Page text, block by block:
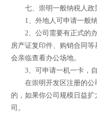
七、崇明一般纳税人政
1、外地人可申请一般纳
2、公司需要有正式的办
房产证复印件、购销合同
会亲临查看办公场地。
3、可申请一机一卡，自
在崇明开发区注册的公
的，如果你公司规模日益
司。